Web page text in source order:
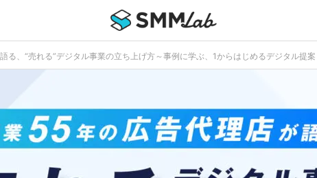
る、“売れる”デジタル事業の立ち上げ方～事例に学ぶ、1からはじめるデジタル提